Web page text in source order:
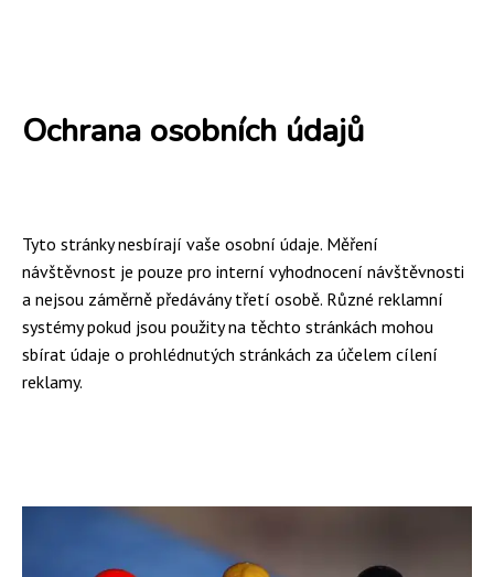
Ochrana osobních údajů
Tyto stránky nesbírají vaše osobní údaje. Měření
návštěvnost je pouze pro interní vyhodnocení návštěvnosti
a nejsou záměrně předávány třetí osobě. Různé reklamní
systémy pokud jsou použity na těchto stránkách mohou
sbírat údaje o prohlédnutých stránkách za účelem cílení
reklamy.